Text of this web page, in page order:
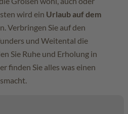
wird ein Urlaub auf dem
Verbringen Sie auf den
und Weitental die
Sie Ruhe und Erholung in
finden Sie alles was einen